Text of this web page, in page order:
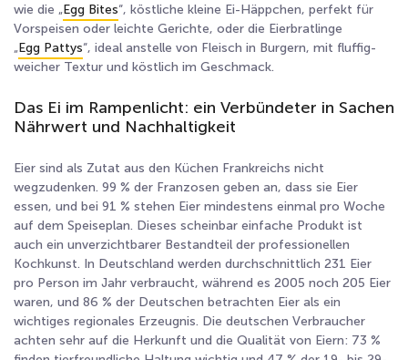
wie die „Egg Bites“, köstliche kleine Ei-Häppchen, perfekt für
Vorspeisen oder leichte Gerichte, oder die Eierbratlinge
„Egg Pattys“, ideal anstelle von Fleisch in Burgern, mit fluffig-
weicher Textur und köstlich im Geschmack.
Das Ei im Rampenlicht: ein Verbündeter in Sachen
Nährwert und Nachhaltigkeit
Eier sind als Zutat aus den Küchen Frankreichs nicht
wegzudenken. 99 % der Franzosen geben an, dass sie Eier
essen, und bei 91 % stehen Eier mindestens einmal pro Woche
auf dem Speiseplan. Dieses scheinbar einfache Produkt ist
auch ein unverzichtbarer Bestandteil der professionellen
Kochkunst. In Deutschland werden durchschnittlich 231 Eier
pro Person im Jahr verbraucht, während es 2005 noch 205 Eier
waren, und 86 % der Deutschen betrachten Eier als ein
wichtiges regionales Erzeugnis. Die deutschen Verbraucher
achten sehr auf die Herkunft und die Qualität von Eiern: 73 %